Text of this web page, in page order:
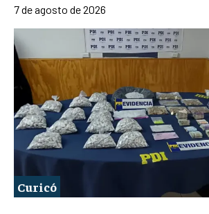
7 de agosto de 2026
Curicó